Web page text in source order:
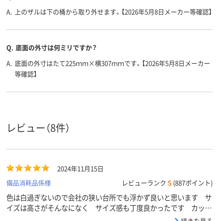
A.
上のザルは下の桶から取り外せます。【2026年5月8日メーカー等確認】
Q. 底面の外寸は何ミリですか？
A. 底面の外寸はたて225ｍｍ×横307ｍｍです。【2026年5月8日メーカー
等確認】
レビュー（8件）
2024年11月15日
備品消耗品係様
レビューランク S (887ポイント)
色は白過ぎないので会社の狭い台所でも浮かず良いと思います サ
イズは高さがそんなになく サイズ感も丁度良かったです カップ
やソーサ－もギザギザでストッパ－になりますし やかんもたまに